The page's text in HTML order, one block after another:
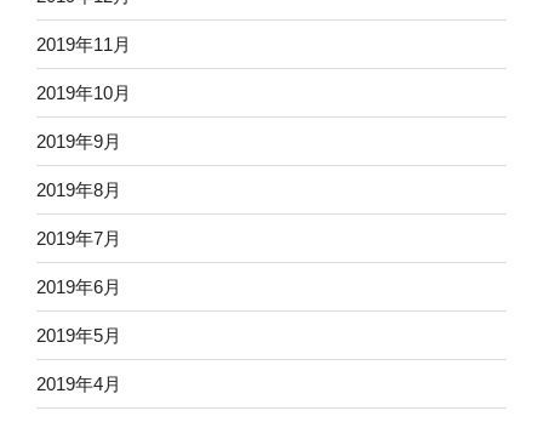
2019年11月
2019年10月
2019年9月
2019年8月
2019年7月
2019年6月
2019年5月
2019年4月